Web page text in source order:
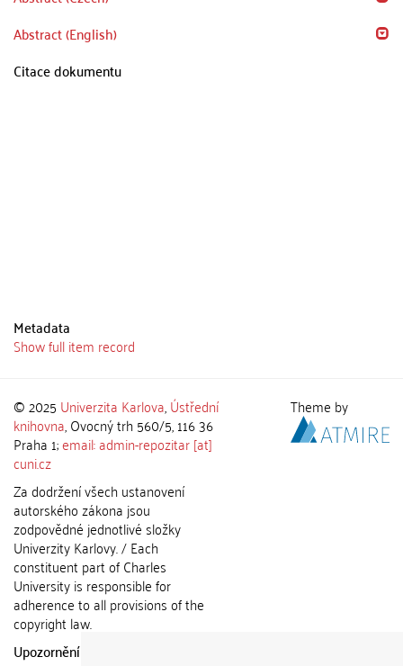
Abstract (English)
Citace dokumentu
Metadata
Show full item record
© 2025 Univerzita Karlova,Ústřední
knihovna, Ovocný trh 560/5, 116 36
Praha 1;email: admin-repozitar [at]
cuni.cz
Za dodržení všech ustanovení
autorského zákona jsou
zodpovědné jednotlivé složky
Univerzity Karlovy. / Each
constituent part of Charles
University is responsible for
adherence to all provisions of the
copyright law.
Upozornění / Notice:
Theme by